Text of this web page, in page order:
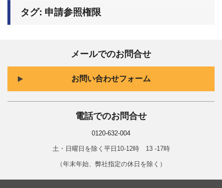
タグ: 申請参照権限
メールでのお問合せ
お問い合わせフォーム
電話でのお問合せ
0120-632-004
土・日曜日を除く平日10-12時 13 -17時
（年末年始、弊社指定の休日を除く）